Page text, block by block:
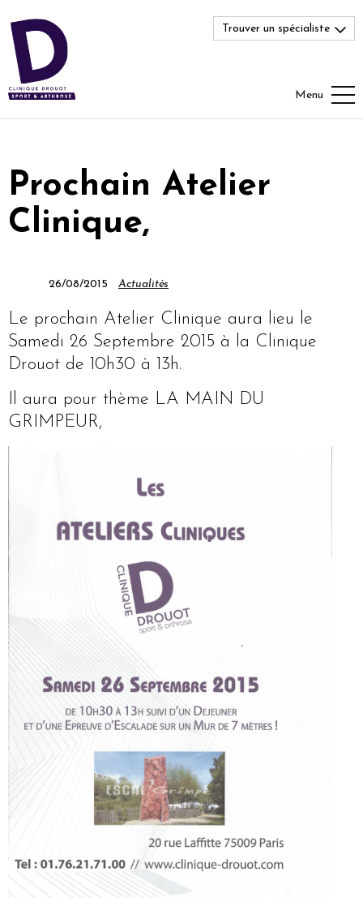
Trouver un spécialiste
Menu
Prochain Atelier
Clinique,
26/08/2015 Actualités
Le prochain Atelier Clinique aura lieu le
Samedi 26 Septembre 2015 à la Clinique
Drouot de 10h30 à 13h.
Il aura pour thème LA MAIN DU
GRIMPEUR,